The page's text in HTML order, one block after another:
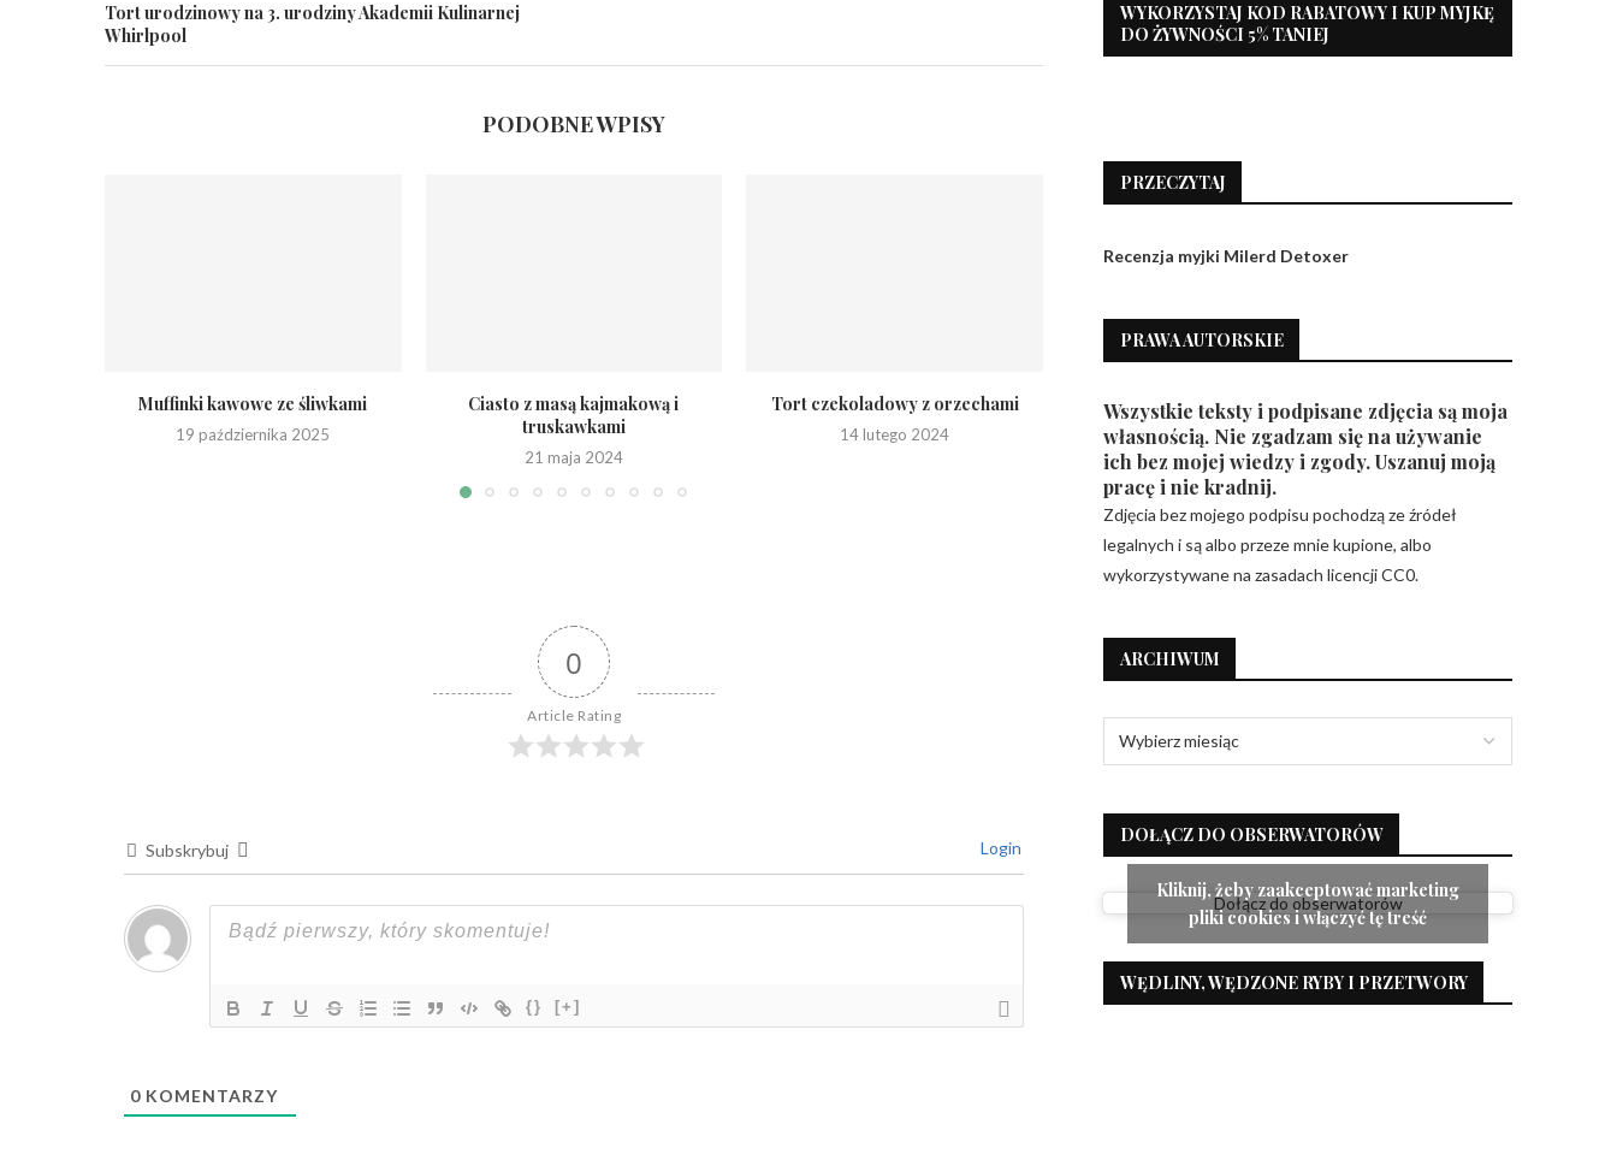
Tort urodzinowy na 3. urodziny Akademii Kulinarnej
Whirlpool
PODOBNE WPISY
Muffinki kawowe ze śliwkami
19 października 2025
Ciasto z masą kajmakową i
truskawkami
21 maja 2024
Tort czekoladowy z orzechami
14 lutego 2024
Pączki na zakwasie, nr 1 wśród
pączków
4 lutego 2024
Sernik z mlekiem w
puszysty...
20 grudnia 2023
0
Article Rating
Subskrybuj Login
{} [+]
0KOMENTARZY
WYKORZYSTAJ KOD RABATOWY I KUP MYJKĘ
DO ŻYWNOŚCI 5% TANIEJ
PRZECZYTAJ
Recenzja myjki Milerd Detoxer
PRAWA AUTORSKIE
Wszystkie teksty i podpisane zdjęcia są moja
własnością. Nie zgadzam się na używanie
ich bez mojej wiedzy i zgody. Uszanuj moją
pracę i nie kradnij.
Zdjęcia bez mojego podpisu pochodzą ze źródeł
legalnych i są albo przeze mnie kupione, albo
wykorzystywane na zasadach licencji CC0.
ARCHIWUM
DOŁĄCZ DO OBSERWATORÓW
Dołącz do obserwatorów
Kliknij, żeby zaakceptować marketing
pliki cookies i włączyć tę treść
WĘDLINY, WĘDZONE RYBY I PRZETWORY